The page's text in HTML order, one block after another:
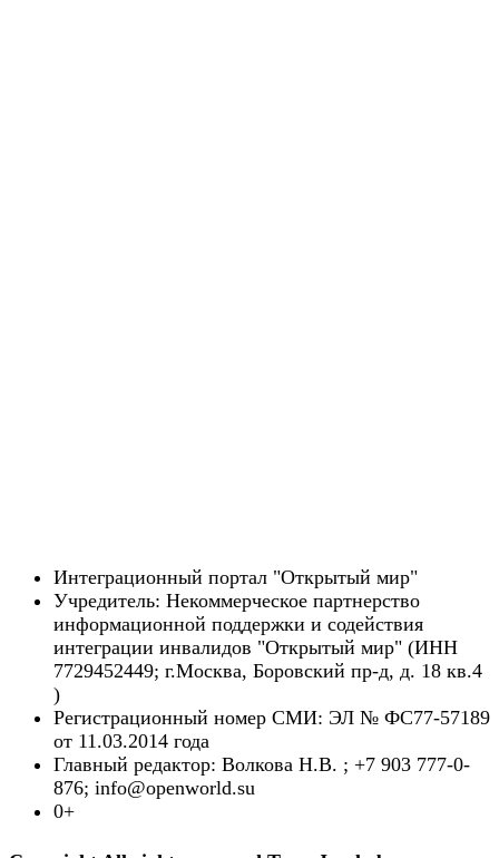
Интеграционный портал "Открытый мир"
Учредитель: Некоммерческое партнерство
информационной поддержки и содействия
интеграции инвалидов "Открытый мир" (ИНН
7729452449; г.Москва, Боровский пр-д, д. 18 кв.4
)
Регистрационный номер СМИ: ЭЛ № ФС77-57189
от 11.03.2014 года
Главный редактор: Волкова Н.В. ; +7 903 777-0-
876; info@openworld.su
0+